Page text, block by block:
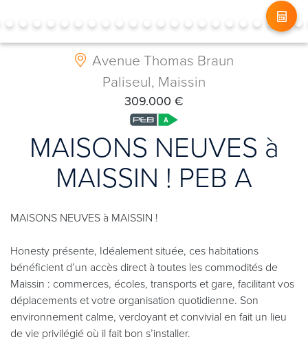
Avenue Thomas Braun
Paliseul, Maissin
309.000 €
MAISONS NEUVES à
MAISSIN ! PEB A
MAISONS NEUVES à MAISSIN !
Honesty présente, Idéalement située, ces habitations
bénéficient d’un accès direct à toutes les commodités de
Maissin : commerces, écoles, transports et gare, facilitant vos
déplacements et votre organisation quotidienne. Son
environnement calme, verdoyant et convivial en fait un lieu
de vie privilégié où il fait bon s’installer.